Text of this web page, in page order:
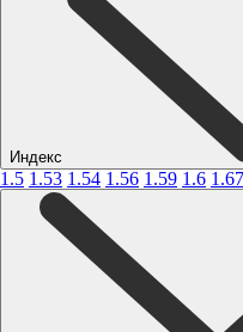
Индекс
1.5 1.53 1.54 1.56 1.59 1.6 1.67